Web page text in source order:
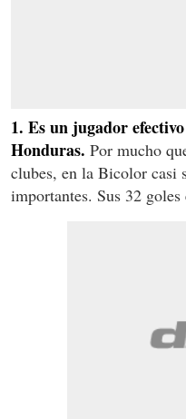
1. Es un jugador
Honduras. Por mucho
clubes, en la Bicolor casi
importantes. Sus 32